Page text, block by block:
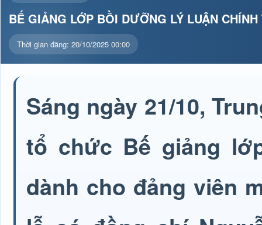
BẾ GIẢNG LỚP BỒI DƯỠNG LÝ LUẬN
Thời gian đăng: 20/10/2025 00:00
Sáng ngày 21/10,
tổ chức Bế giảng
dành cho đảng viên